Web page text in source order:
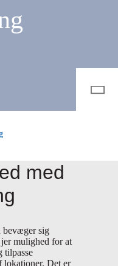
med
bevæger sig
mulighed for at
tilpasse
lokationer. Det er